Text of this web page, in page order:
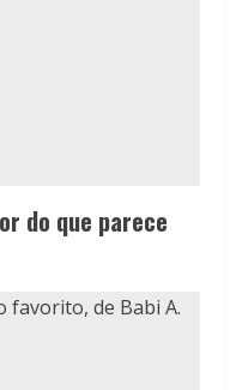
do que parece